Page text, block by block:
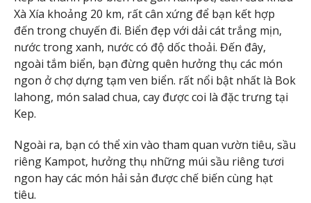
Xà Xía khoảng 20 km, rất cân xứng để bạn kết hợp
đến trong chuyến đi. Biển đẹp với dải cát trắng mịn,
nước trong xanh, nước có độ dốc thoải. Đến đây,
ngoài tắm biển, bạn đừng quên hưởng thụ các món
ngon ở chợ dựng tạm ven biển. rất nổi bật nhất là Bok
lahong, món salad chua, cay được coi là đặc trưng tại
Kep.
Ngoài ra, bạn có thể xin vào tham quan vườn tiêu, sầu
riêng Kampot, hưởng thụ những múi sầu riêng tươi
ngon hay các món hải sản được chế biến cùng hạt
tiêu.